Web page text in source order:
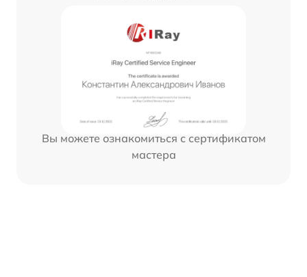
Вы можете ознакомиться с сертификатом
мастера